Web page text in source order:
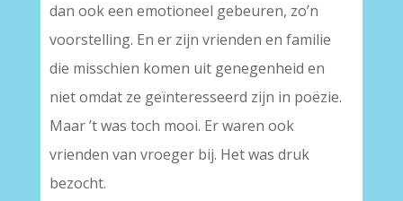
dan ook een emotioneel gebeuren, zo’n
voorstelling. En er zijn vrienden en familie
die misschien komen uit genegenheid en
niet omdat ze geïnteresseerd zijn in poëzie.
Maar ’t was toch mooi. Er waren ook
vrienden van vroeger bij. Het was druk
bezocht.